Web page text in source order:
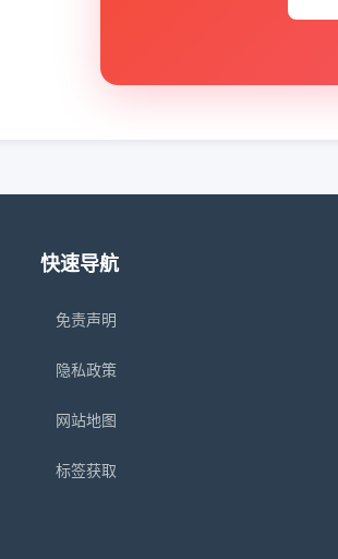
快速导航
免责声明
隐私政策
网站地图
标签获取